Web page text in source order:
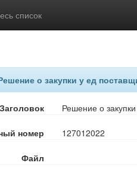
список
о закупки у ед
Заголовок Решение о
номер 127012022
Файл